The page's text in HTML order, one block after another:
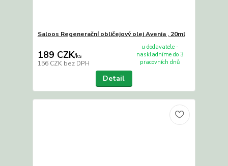
Saloos Regenerační obličejový olej Avenia , 20ml
189 CZK/ks
156 CZK bez DPH
u dodavatele -
naskladníme do 3
pracovních dnů
Detail